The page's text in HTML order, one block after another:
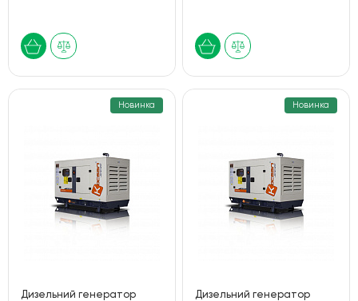
Новинка
Дизельний генератор
Новинка
Дизельний генератор